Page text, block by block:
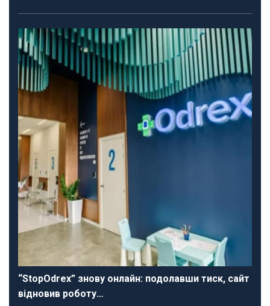
“StopOdrex” знову онлайн: подолавши тиск, сайт
відновив роботу…